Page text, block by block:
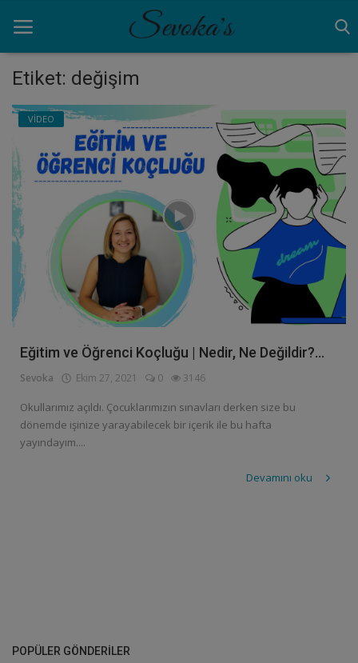
Ana Sayfa
ANNELİK
AYNA
BİRAZ MOLA
NEDEN
VİDEO
Kayıt olmak
Etiket: değişim
VİDEO
Eğitim ve Öğrenci Koçluğu | Nedir, Ne Değildir?...
Sevoka Ekim 27, 2021 0 3146
Okullarımız açıldı. Çocuklarımızın sınavları derken size bu
dönemde işinize yarayabilecek bir içerik ile bu hafta
yayındayım....
Devamını oku
POPÜLER GÖNDERILER